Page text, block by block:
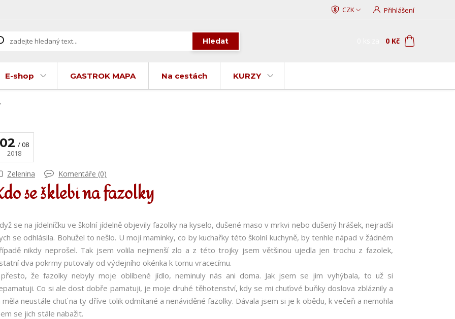
CZK Přihlášení
Hledat 0 Kč
E-shop GASTROK MAPA Na cestách KURZY
02
08
2018
Zelenina Komentáře (0)
se šklebí na fazolky
se na jídelníčku ve školní jídelně objevily fazolky na kyselo, dušené maso v mrkvi nebo dušený hrášek, nejradši
se odhlásila. Bohužel to nešlo. U mojí maminky, co by kuchařky této školní kuchyně, by tenhle nápad v žádném
nikdy neprošel. Tak jsem volila nejmenší zlo a z této trojky jsem většinou ujedla jen trochu z fazolek,
dva pokrmy putovaly od výdejního okénka k tomu vracecímu.
že fazolky nebyly moje oblíbené jídlo, neminuly nás ani doma. Jak jsem se jim vyhýbala, to už si
Co si ale dost dobře pamatuji, je moje druhé těhotenství, kdy se mi chuťové buňky doslova zbláznily a
měla neustále chuť na ty dříve tolik odmítané a nenáviděné fazolky. Dávala jsem si je k obědu, k večeři a nemohla
se jich stále nabažit.